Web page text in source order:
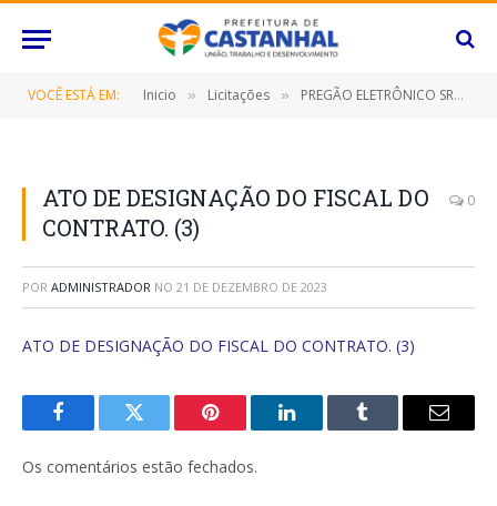
VOCÊ ESTÁ EM: Inicio » Licitações » PREGÃO ELETRÔNICO SRP Nº 063/2023 (CONTRATAÇÃO DE EMPRESA ESPECIALIZADA EM MANUTENÇÃO PREVENTIVA E CORRETIVA EM APARELHOS DE AR CONDICIONADO/SPLITS, FREEZER, GELADEIRA E BEBEDOURO, OBJETIVANDO ATENDER AS NECESSIDADES DAS DIVERSAS SECRETARIAS/FUNDOS MUNICIPAIS E O INSTITUTO DE PREVIDÊNCIA DESTE MUNICÍPIO DE CASTANHAL/PARÁ, POR UM PERÍODO DE 12 (DOZE) MESES)
ATO DE DESIGNAÇÃO DO FISCAL DO
CONTRATO. (3)
0
POR ADMINISTRADOR NO 21 DE DEZEMBRO DE 2023
ATO DE DESIGNAÇÃO DO FISCAL DO CONTRATO. (3)
FacebookTwitter Pinterest O
Tumblr
E-
Os comentários estão fechados.